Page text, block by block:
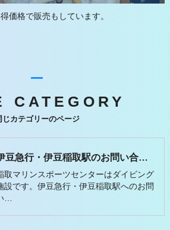
価格で販売もしています。
じカテゴリーのページ
CATEGORY
伊豆急行・伊豆稲取駅のお問い合わせ先について｜稲取マリンスポーツセンター
取マリンスポーツセンターはダイビング
設です。伊豆急行・伊豆稲取駅へのお問
…